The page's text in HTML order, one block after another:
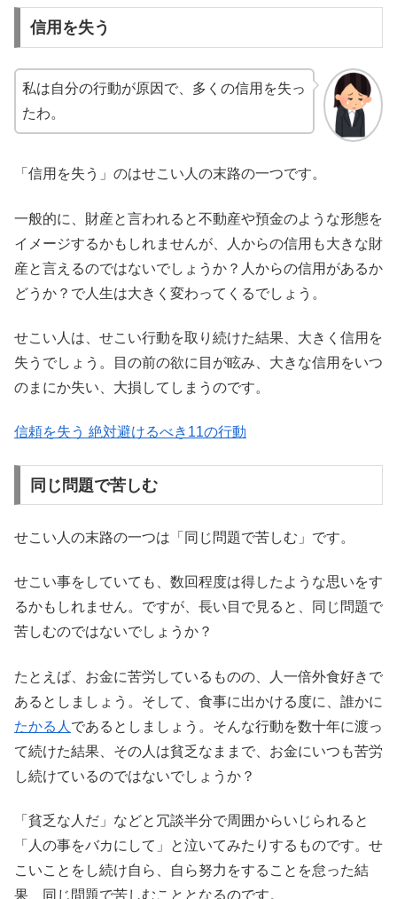
信用を失う
私は自分の行動が原因で、多くの信用を失っ
たわ。
「信用を失う」のはせこい人の末路の一つです。
一般的に、財産と言われると不動産や預金のような形態を
イメージするかもしれませんが、人からの信用も大きな財
産と言えるのではないでしょうか？人からの信用があるか
どうか？で人生は大きく変わってくるでしょう。
せこい人は、せこい行動を取り続けた結果、大きく信用を
失うでしょう。目の前の欲に目が眩み、大きな信用をいつ
のまにか失い、 大損してしまうのです。
信頼を失う 絶対避けるべき11の行動
同じ問題で苦しむ
せこい人の末路の一つは「同じ問題で苦しむ」です。
せこい事をしていても、数回程度は得したような思いをす
るかもしれません。ですが、長い目で見ると、同じ問題で
苦しむのではないでしょうか？
たとえば、お金に苦労しているものの、人一倍外食好きで
あるとしましょう。そして、食事に出かける度に、誰かに
たかる人 であるとしましょう。そんな行動を数十年に渡っ
て続けた結果、その人は貧乏なままで、お金にいつも苦労
し続けているのではないでしょうか？
「貧乏な人だ」などと冗談半分で周囲からいじられると
「人の事をバカにして」と泣いてみたりするものです。せ
こいことをし続け自ら、自ら努力をすることを怠った結
果、同じ問題で苦しむこととなるのです。